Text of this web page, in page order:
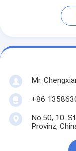
Mr.
+86
No.50, 10.
Provinz,